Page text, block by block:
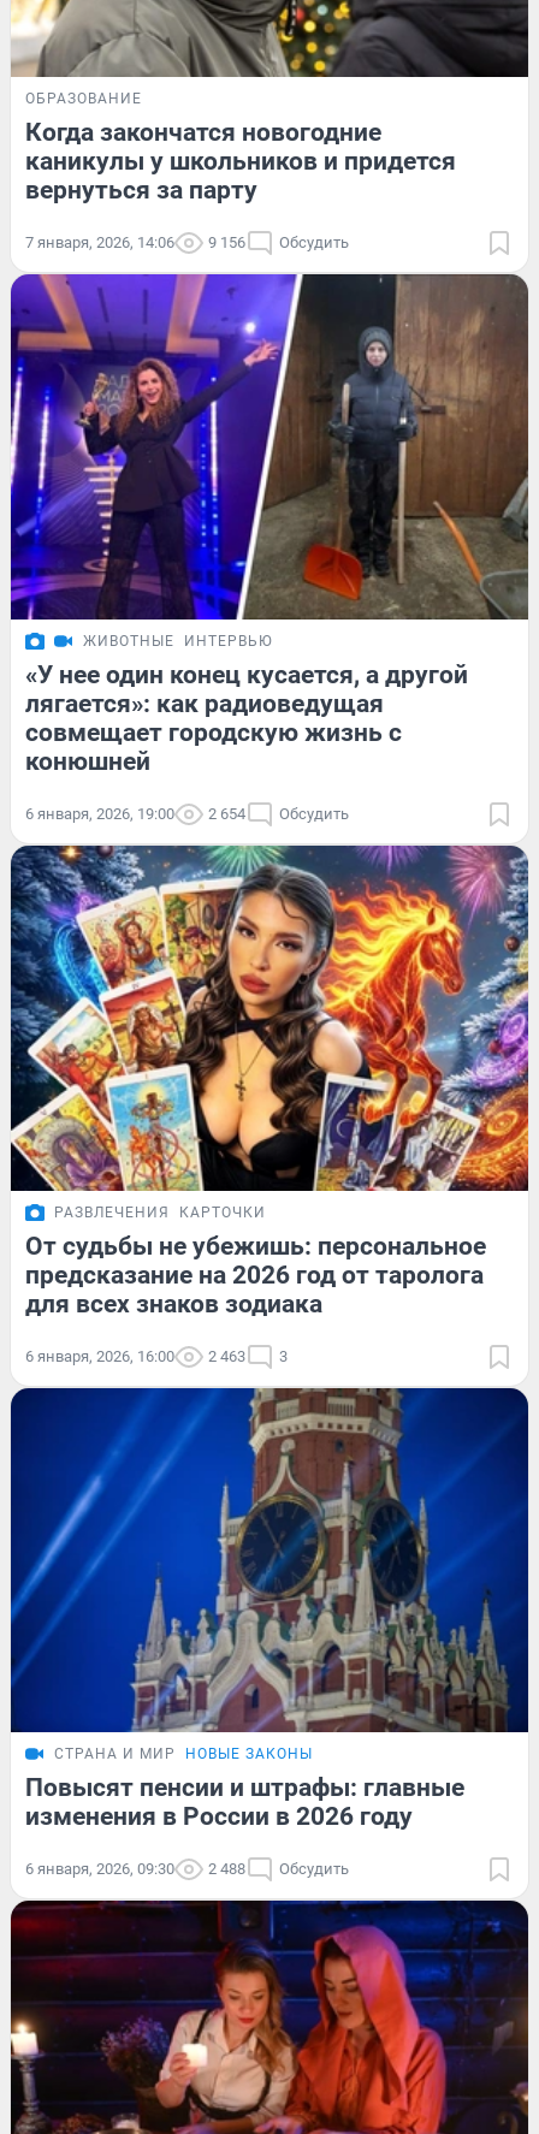
ОБРАЗОВАНИЕ
Когда закончатся новогодние
каникулы у школьников и придется
вернуться за парту
7 января, 2026, 14:06 9 156 Обсудить
ЖИВОТНЫЕ ИНТЕРВЬЮ
«У нее один конец кусается, а другой
лягается»: как радиоведущая
совмещает городскую жизнь с
конюшней
6 января, 2026, 19:00 2 654 Обсудить
РАЗВЛЕЧЕНИЯ КАРТОЧКИ
От судьбы не убежишь: персональное
предсказание на 2026 год от таролога
для всех знаков зодиака
6 января, 2026, 16:00 2 463 3
СТРАНА И МИР НОВЫЕ ЗАКОНЫ
Повысят пенсии и штрафы: главные
изменения в России в 2026 году
6 января, 2026, 09:30 2 488 Обсудить